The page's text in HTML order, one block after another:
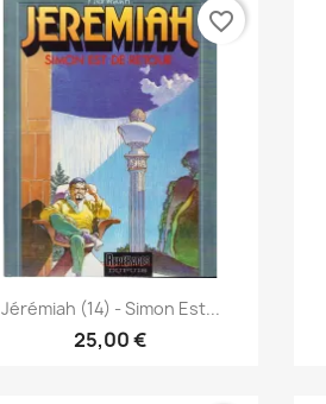
Anteprima
Jérémiah (14) - Simon Est...
25,00 €
favorite_border